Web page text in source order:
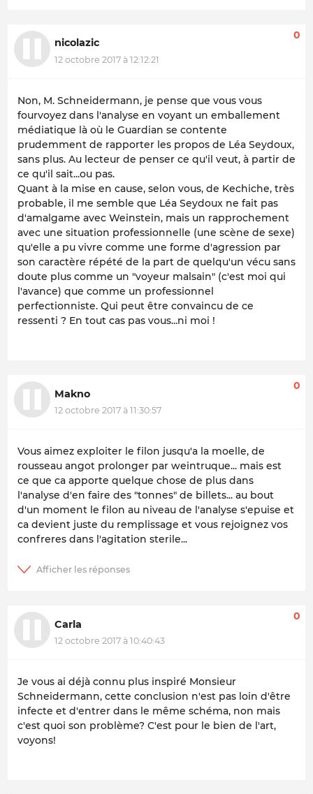
nicolazic
12 octobre 2017 à 12:12:21
0
Non, M. Schneidermann, je pense que vous vous
fourvoyez dans l'analyse en voyant un emballement
médiatique là où le Guardian se contente
prudemment de rapporter les propos de Léa Seydoux,
sans plus. Au lecteur de penser ce qu'il veut, à partir de
ce qu'il sait...ou pas.
Quant à la mise en cause, selon vous, de Kechiche, très
probable, il me semble que Léa Seydoux ne fait pas
d'amalgame avec Weinstein, mais un rapprochement
avec une situation professionnelle (une scène de sexe)
qu'elle a pu vivre comme une forme d'agression par
son caractère répété de la part de quelqu'un vécu sans
doute plus comme un "voyeur malsain" (c'est moi qui
l'avance) que comme un professionnel
perfectionniste. Qui peut être convaincu de ce
ressenti ? En tout cas pas vous...ni moi !
Makno
12 octobre 2017 à 11:30:57
0
Vous aimez exploiter le filon jusqu'a la moelle, de
rousseau angot prolonger par weintruque... mais est
ce que ca apporte quelque chose de plus dans
l'analyse d'en faire des "tonnes" de billets... au bout
d'un moment le filon au niveau de l'analyse s'epuise et
ca devient juste du remplissage et vous rejoignez vos
confreres dans l'agitation sterile...
Carla
12 octobre 2017 à 10:40:43
0
Je vous ai déjà connu plus inspiré Monsieur
Schneidermann, cette conclusion n'est pas loin d'être
infecte et d'entrer dans le même schéma, non mais
c'est quoi son problème? C'est pour le bien de l'art,
voyons!